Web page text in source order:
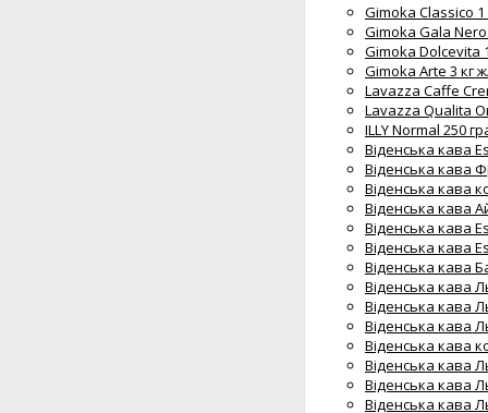
Gimoka Classico
Gimoka Gala
Gimoka Dolcevita
Gimoka Arte 3 кг
Lavazza Caffe
Lavazza Qualita
ILLY Normal 250
Віденська кава
Віденська кава
Віденська кава
Віденська кава
Віденська кава
Віденська кава
Віденська кава
Віденська кава
Віденська кава
Віденська кава
Віденська кава
Віденська кава
Віденська кава
Віденська кава